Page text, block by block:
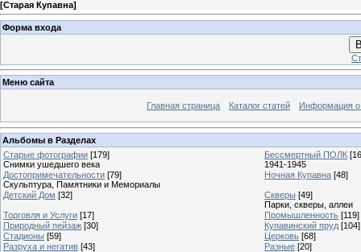
[Старая Купавна]
Форма входа
Меню сайта
Главная страница Каталог статей Информация о
Альбомы в Разделах
Старые фотографии [179]
Снимки ушедшего века
Бессмертный ПОЛК
1941-1945
Достопримечательности [79]
Скульптура, Памятники и Мемориалы
Ночная Купавна [48]
Детский Дом [32] Скверы [49]
Парки, скверы, аллеи
Торговля и Услуги [17] Промышленность [119]
Природный пейзаж [30] Купавинский пруд [104]
Стадионы [59] Церковь [68]
Разруха и негатив [43] Разные [20]